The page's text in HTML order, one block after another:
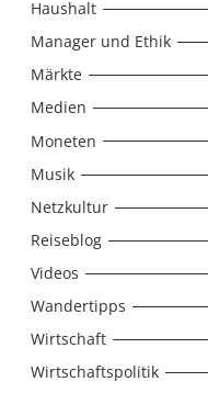
Haushalt
Manager und Ethik
Märkte
Medien
Moneten
Musik
Netzkultur
Reiseblog
Videos
Wandertipps
Wirtschaft
Wirtschaftspolitik